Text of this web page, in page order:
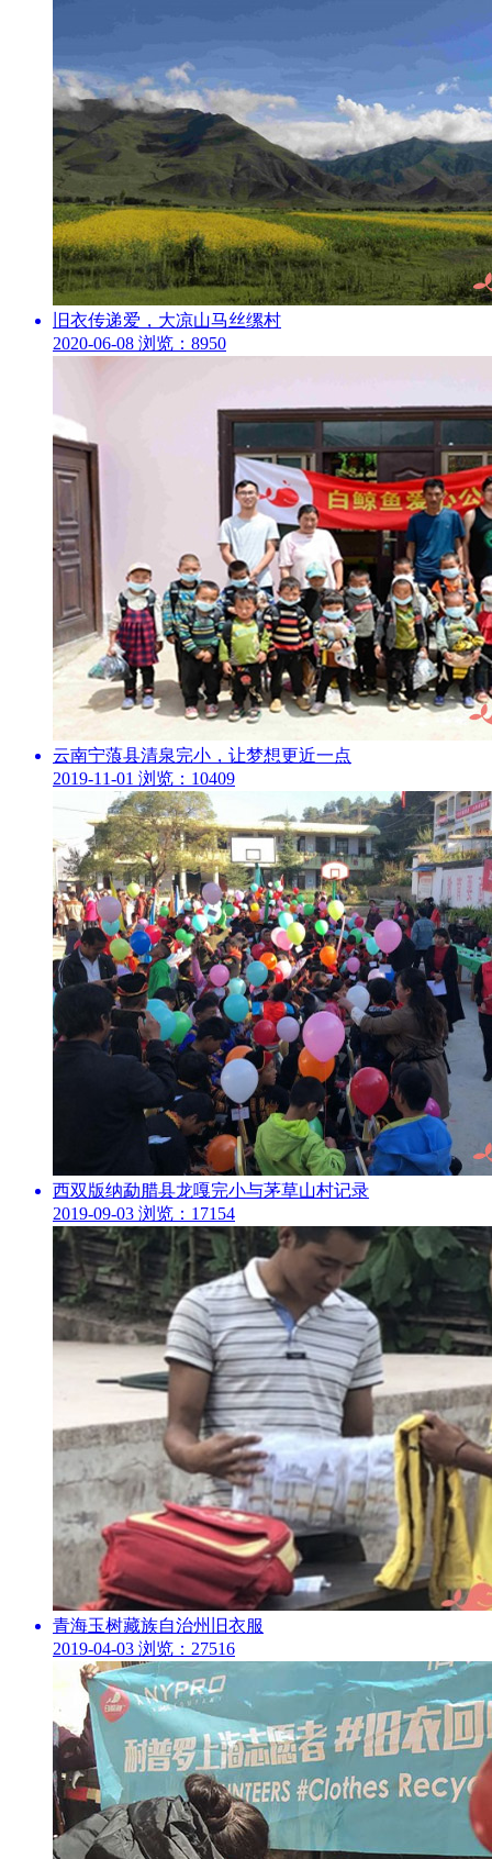
旧衣传递爱，大凉山马丝缧村
2020-06-08 浏览：8950
云南宁蒗县清泉完小，让梦想更近一点
2019-11-01 浏览：10409
西双版纳勐腊县龙嘎完小与茅草山村记录
2019-09-03 浏览：17154
青海玉树藏族自治州旧衣服
2019-04-03 浏览：27516